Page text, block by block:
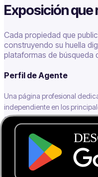
Exposición
Cada propiedad que
construyendo su huella
plataformas de búsqueda
Perfil de Agente
Una página profesional
independiente en los
asistidas por IA como
Ventaja SEO
Cada anuncio genera su
nuestra alta autoridad de